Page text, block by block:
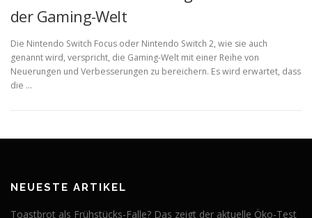
der Gaming-Welt
Die Nintendo Switch Focus oder Nintendo Switch 2, wie sie auch
genannt wird, verspricht, die Gaming-Welt mit einer Reihe von
Neuerungen und Verbesserungen zu bereichern. Es wird erwartet, dass
die …
NEUESTE ARTIKEL
Toastbrot als Frühstücks-Falle? Das zeigt der aktuelle Öko-Test